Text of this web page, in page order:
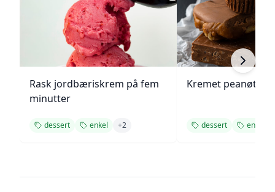
Rask jordbæriskrem på fem
minutter
dessert enkel +2
Kremet
dessert enkel